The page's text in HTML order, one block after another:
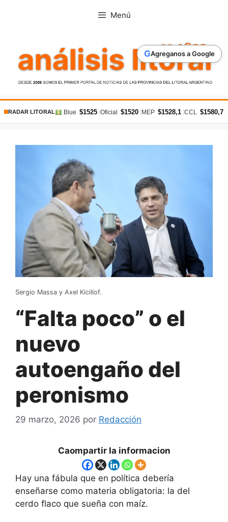
GAgreganos a Google
Menú
RADAR LITORAL Blue $1525 Oficial $1520 MEP $1528,1 CCL $1580,7
Sergio Massa y Axel Kicillof.
“Falta poco” o el
nuevo
autoengaño del
peronismo
29 marzo, 2026 por Redacción
Caompartir la informacion
Hay una fábula que en política debería
enseñarse como materia obligatoria: la del
cerdo flaco que sueña con maíz.